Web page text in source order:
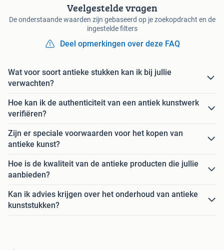
Veelgestelde vragen
De onderstaande waarden zijn gebaseerd op je zoekopdracht en de
ingestelde filters
Deel opmerkingen over deze FAQ
Wat voor soort antieke stukken kan ik bij jullie
verwachten?
Hoe kan ik de authenticiteit van een antiek kunstwerk
verifiëren?
Zijn er speciale voorwaarden voor het kopen van
antieke kunst?
Hoe is de kwaliteit van de antieke producten die jullie
aanbieden?
Kan ik advies krijgen over het onderhoud van antieke
kunststukken?